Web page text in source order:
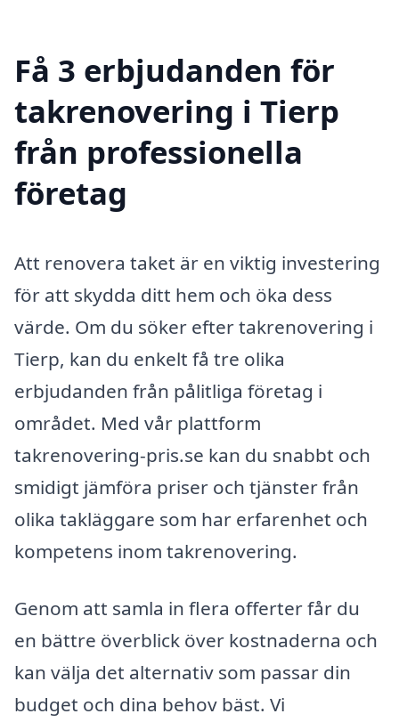
Få 3 erbjudanden för
takrenovering i Tierp
från professionella
företag
Att renovera taket är en viktig investering
för att skydda ditt hem och öka dess
värde. Om du söker efter takrenovering i
Tierp, kan du enkelt få tre olika
erbjudanden från pålitliga företag i
området. Med vår plattform
takrenovering-pris.se kan du snabbt och
smidigt jämföra priser och tjänster från
olika takläggare som har erfarenhet och
kompetens inom takrenovering.
Genom att samla in flera offerter får du
en bättre överblick över kostnaderna och
kan välja det alternativ som passar din
budget och dina behov bäst. Vi